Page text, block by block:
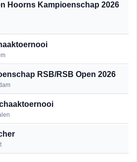
Hoorns Kampioenschap 2026
RSB/RSB Open 2026